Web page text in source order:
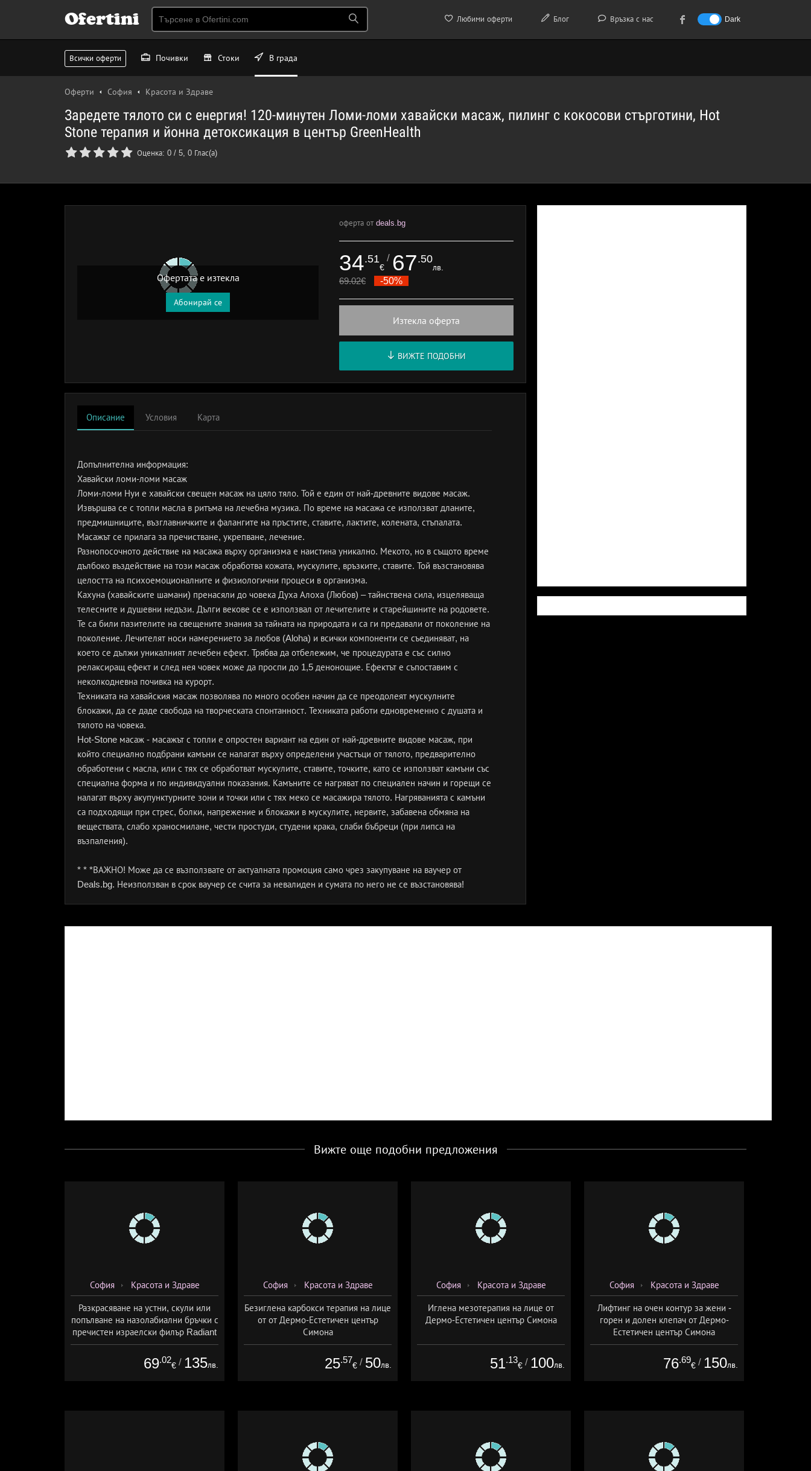
Любими оферти Блог Връзка с нас Dark
Ofertini
Всички оферти Почивки Стоки В града
Оферти София Красота и Здраве
Заредете тялото си с енергия! 120-минутен Ломи-ломи хавайски масаж, пилинг с кокосови стърготини, Hot
Stone терапия и йонна детоксикация в център GreenHealth
Оценка: 0 / 5, 0 Глас(а)
Офертата е изтекла
Абонирай се
оферта от deals.bg
34.51
€
/ 67.50
лв.
69.02€ -50%
Изтекла оферта
ВИЖТЕ ПОДОБНИ
Описание Условия Карта
Допълнителна информация:
Хавайски ломи-ломи масаж
Ломи-ломи Нуи е хавайски свещен масаж на цяло тяло. Той е един от най-древните видове масаж.
Извършва се с топли масла в ритъма на лечебна музика. По време на масажа се използват дланите,
предмишниците, възглавничките и фалангите на пръстите, ставите, лактите, колената, стъпалата.
Масажът се прилага за пречистване, укрепване, лечение.
Разнопосочното действие на масажа върху организма е наистина уникално. Мекото, но в същото време
дълбоко въздействие на този масаж обработва кожата, мускулите, връзките, ставите. Той възстановява
целостта на психоемоционалните и физиологични процеси в организма.
Кахуна (хавайските шамани) пренасяли до човека Духа Алоха (Любов) – тайнствена сила, изцеляваща
телесните и душевни недъзи. Дълги векове се е използвал от лечителите и старейшините на родовете.
Те са били пазителите на свещените знания за тайната на природата и са ги предавали от поколение на
поколение. Лечителят носи намерението за любов (Aloha) и всички компоненти се съединяват, на
което се дължи уникалният лечебен ефект. Трябва да отбележим, че процедурата е със силно
релаксиращ ефект и след нея човек може да проспи до 1,5 денонощие. Ефектът е съпоставим с
неколкодневна почивка на курорт.
Техниката на хавайския масаж позволява по много особен начин да се преодолеят мускулните
блокажи, да се даде свобода на творческата спонтанност. Техниката работи едновременно с душата и
тялото на човека.
Hot-Stone масаж - масажът с топли е опростен вариант на един от най-древните видове масаж, при
който специално подбрани камъни се налагат върху определени участъци от тялото, предварително
обработени с масла, или с тях се обработват мускулите, ставите, точките, като се използват камъни със
специална форма и по индивидуални показания. Камъните се нагряват по специален начин и горещи се
налагат върху акупунктурните зони и точки или с тях меко се масажира тялото. Нагряванията с камъни
са подходящи при стрес, болки, напрежение и блокажи в мускулите, нервите, забавена обмяна на
веществата, слабо храносмилане, чести простуди, студени крака, слаби бъбреци (при липса на
възпаления).
* * *ВАЖНО! Може да се възползвате от актуалната промоция само чрез закупуване на ваучер от
Deals.bg. Неизползван в срок ваучер се счита за невалиден и сумата по него не се възстановява!
Вижте още подобни предложения
София Красота и Здраве
Разкрасяване на устни, скули или
попълване на назолабиални бръчки с
пречистен израелски филър Radiant
от Дермо-Естетичен център Симона
69.02
€ / 135лв.
София Красота и Здраве
Безиглена карбокси терапия на лице
от от Дермо-Естетичен център
Симона
25.57
€ / 50лв.
София Красота и Здраве
Иглена мезотерапия на лице от
Дермо-Естетичен център Симона
51.13
€ / 100лв.
София Красота и Здраве
Лифтинг на очен контур за жени -
горен и долен клепач от Дермо-
Естетичен център Симона
76.69
€ / 150лв.